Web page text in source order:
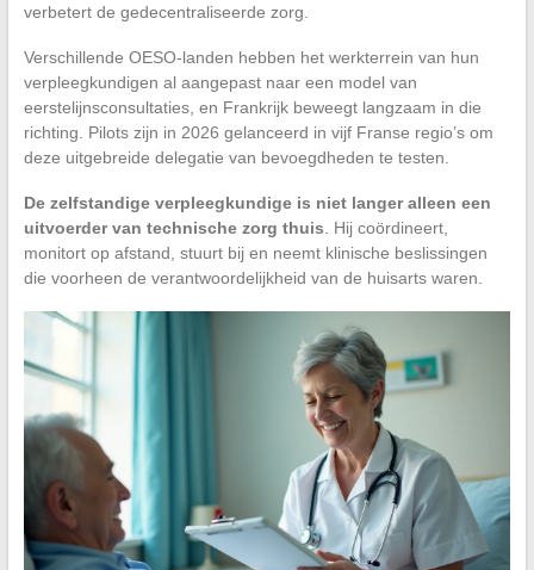
verbetert de gedecentraliseerde zorg.
Verschillende OESO-landen hebben het werkterrein van hun
verpleegkundigen al aangepast naar een model van
eerstelijnsconsultaties, en Frankrijk beweegt langzaam in die
richting. Pilots zijn in 2026 gelanceerd in vijf Franse regio’s om
deze uitgebreide delegatie van bevoegdheden te testen.
De zelfstandige verpleegkundige is niet langer alleen een
uitvoerder van technische zorg thuis . Hij coördineert,
monitort op afstand, stuurt bij en neemt klinische beslissingen
die voorheen de verantwoordelijkheid van de huisarts waren.